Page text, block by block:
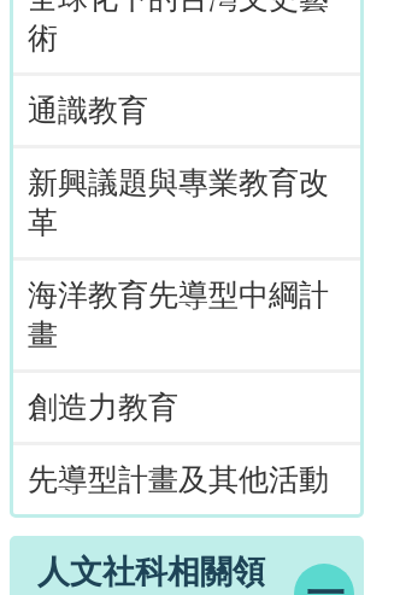
術
通識教育
新興議題與專業教育改
革
海洋教育先導型中綱計
畫
創造力教育
先導型計畫及其他活動
人文社科相關領